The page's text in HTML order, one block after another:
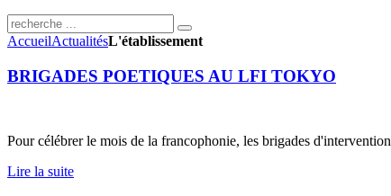
AccueilActualitésL'établissement
BRIGADES POETIQUES AU LFI TOKYO
Pour célébrer le mois de la francophonie, les brigades
Lire la suite